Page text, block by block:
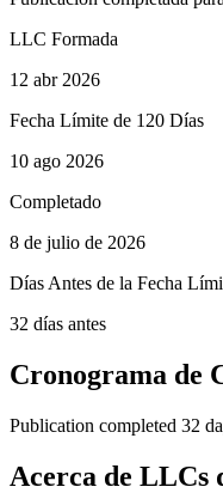
LLC Formada
12 abr 2026
Fecha Límite de 120 Días
10 ago 2026
Completado
8 de julio de 2026
Días Antes de la Fecha
32 días antes
Cronograma de
Publication completed 32
Acerca de LLCs